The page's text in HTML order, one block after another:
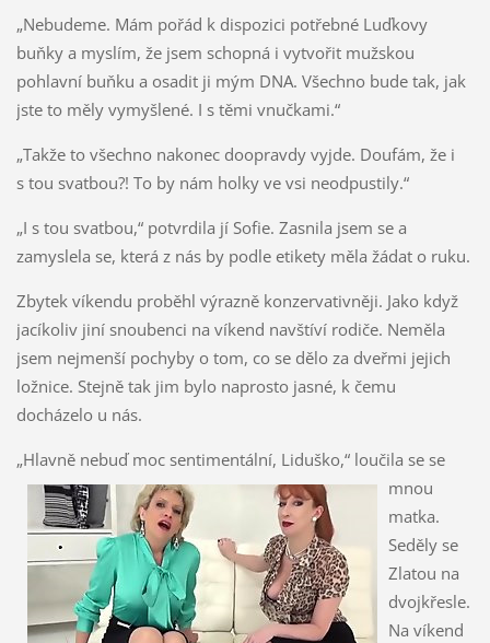
„Nebudeme. Mám pořád k dispozici potřebné Luďkovy
buňky a myslím, že jsem schopná i vytvořit mužskou
pohlavní buňku a osadit ji mým DNA. Všechno bude tak, jak
jste to měly vymyšlené. I s těmi vnučkami.“
„Takže to všechno nakonec doopravdy vyjde. Doufám, že i
s tou svatbou?! To by nám holky ve vsi neodpustily.“
„I s tou svatbou,“ potvrdila jí Sofie. Zasnila jsem se a
zamyslela se, která z nás by podle etikety měla žádat o ruku.
Zbytek víkendu proběhl výrazně konzervativněji. Jako když
jacíkoliv jiní snoubenci na víkend navštíví rodiče. Neměla
jsem nejmenší pochyby o tom, co se dělo za dveřmi jejich
ložnice. Stejně tak jim bylo naprosto jasné, k čemu
docházelo u nás.
„Hlavně nebuď moc sentimentální, Liduško,“ loučila se se
mnou
matka.
Seděly se
Zlatou na
dvojkřesle.
Na víkend